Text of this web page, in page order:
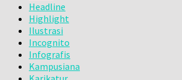
Headline
Highlight
Ilustrasi
Incognito
Infografis
Kampusiana